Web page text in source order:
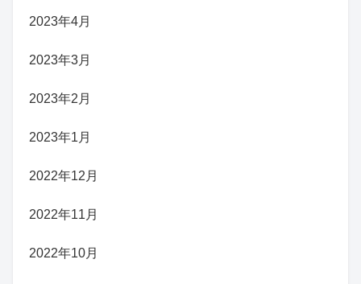
2023年4月
2023年3月
2023年2月
2023年1月
2022年12月
2022年11月
2022年10月